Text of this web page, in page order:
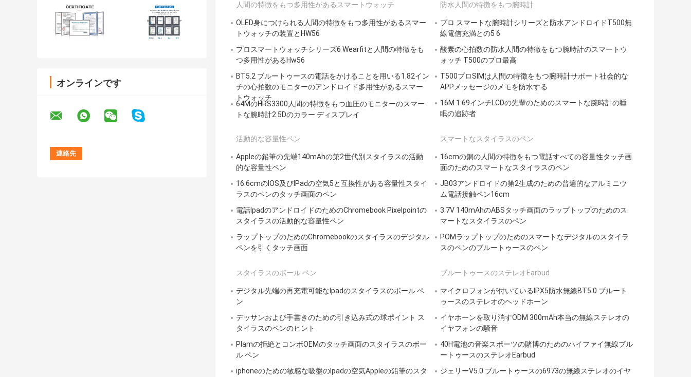
オンラインです
人間の特徴をもつ多用性があるスマートウォッチ
OLED身につけられる人間の特徴をもつ多用性があるスマー
トウォッチの装置とHW56
プロスマートウォッチシリーズ6 Wearfitと人間の特徴をも
つ多用性があるHw56
BT5.2 ブルートゥースの電話をかけることを用いる1.82イン
チの心拍数のモニターのアンドロイド多用性があるスマー
トウォッチ
64MのHRS3300人間の特徴をもつ血圧のモニターのスマー
トな腕時計2.5Dのカラー ディスプレイ
防水人間の特徴をもつ腕時計
プロ スマートな腕時計シリーズと防水アンドロイドT500無
線電信充満との5 6
酸素の心拍数の防水人間の特徴をもつ腕時計のスマートウ
ォッチ T500のプロ最高
T500プロSIMは人間の特徴をもつ腕時計サポート社会的な
APPメッセージのメモを防水する
16M 1.69インチLCDの先輩のためのスマートな腕時計の睡
眠の追跡者
活動的な容量性ペン
Appleの鉛筆の先端140mAhの第2世代別スタイラスの活動
的な容量性ペン
16.6cmのIOS及びIPadの空気5と互換性がある容量性スタイ
ラスのペンのタッチ画面のペン
電話IpadのアンドロイドのためのChromebook Pixelpointの
スタイラスの活動的な容量性ペン
ラップトップのためのChromebookのスタイラスのデジタル
ペンを引くタッチ画面
スマートなスタイラスのペン
16cmの銅の人間の特徴をもつ電話すべての容量性タッチ画
面のためのスマートなスタイラスのペン
JB03アンドロイドの第2生成のための普遍的なアルミニウ
ム電話接触ペン16cm
3.7V 140mAhのABSタッチ画面のラップトップのためのス
マートなスタイラスのペン
POMラップトップのためのスマートなデジタルのスタイラ
スのペンのブルートゥースのペン
スタイラスのボール ペン
デジタル先端の再充電可能なIpadのスタイラスのボール ペ
ン
デッサンおよび手書きのための引き込み式の球ポイント ス
タイラスのペンのヒント
Plamの拒絶とコンボOEMのタッチ画面のスタイラスのボー
ル ペン
iphoneのための敏感な吸盤のIpadの空気Appleの鉛筆のスタ
ブルートゥースのステレオEarbud
マイクロフォンが付いているIPX5防水無線BT5.0 ブルート
ゥースのステレオのヘッドホーン
イヤホーンを取り消すODM 300mAh本当の無線ステレオの
イヤフォンの騒音
40H電池の音楽スポーツの賭博のためのハイファイ無線ブル
ートゥースのステレオEarbud
ジェリーV5.0 ブルートゥースの6973の無線ステレオのイヤ